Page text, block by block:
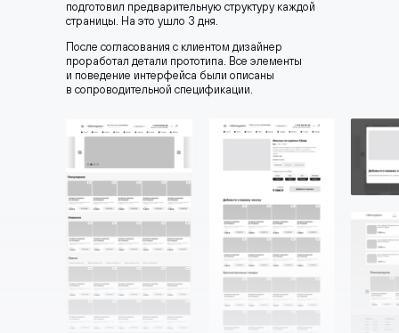
подготовил предварительную структуру каждой
страницы. На это ушло 3 дня.
После согласования с клиентом дизайнер
проработал детали прототипа. Все элементы
и поведение интерфейса были описаны
в сопроводительной спецификации.